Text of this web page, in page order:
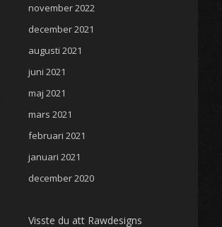
november 2022
december 2021
augusti 2021
juni 2021
maj 2021
mars 2021
februari 2021
januari 2021
december 2020
Visste du att Rawdesigns